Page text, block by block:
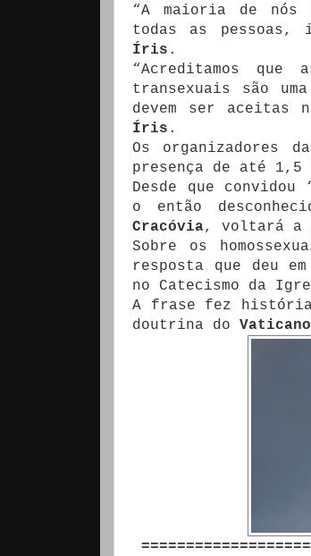
“A maioria de nós
todas as pessoas,
Íris .
“Acreditamos
transexuais são
devem ser aceitas
Íris .
Os organizadores
presença de até 1,5
Desde que
o então
Cracóvia, voltará a
Sobre os
resposta que deu
no Catecismo da
A frase fez
doutrina do Vaticano